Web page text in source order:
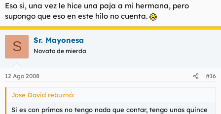
Eso si, una vez le hice una paja a mi hermana, pero
supongo que eso en este hilo no cuenta.
S Sr. Mayonesa
Novato de mierda
12 Ago 2008 #16
Jose David rebuznó:
Si es con primas no tengo nada que contar, tengo unas quince